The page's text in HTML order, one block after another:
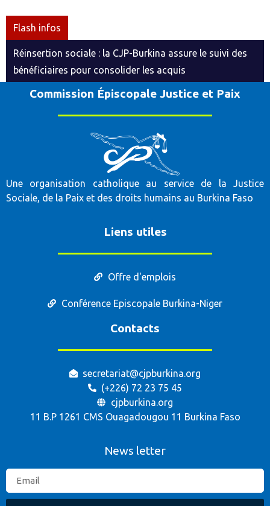
Flash infos
Réinsertion sociale : la CJP-Burkina assure le suivi des
bénéficiaires pour consolider les acquis
Commission Épiscopale Justice et Paix
Une organisation catholique au service de la Justice
Sociale, de la Paix et des droits humains au Burkina Faso
Liens utiles
Offre d'emplois
Conférence Episcopale Burkina-Niger
Contacts
secretariat@cjpburkina.org
(+226) 72 23 75 45
cjpburkina.org
11 B.P 1261 CMS Ouagadougou 11 Burkina Faso
News letter